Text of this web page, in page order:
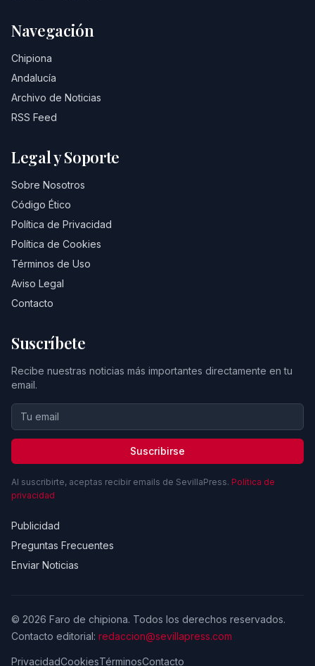
Navegación
Chipiona
Andalucía
Archivo de Noticias
RSS Feed
Legal y Soporte
Sobre Nosotros
Código Ético
Política de Privacidad
Política de Cookies
Términos de Uso
Aviso Legal
Contacto
Suscríbete
Recibe nuestras noticias más importantes directamente en tu
email.
Suscribirse
Al suscribirte, aceptas recibir emails de SevillaPress. Política de
privacidad
Publicidad
Preguntas Frecuentes
Enviar Noticias
© 2026 Faro de chipiona. Todos los derechos reservados.
Contacto editorial: redaccion@sevillapress.com
PrivacidadCookiesTérminosContacto